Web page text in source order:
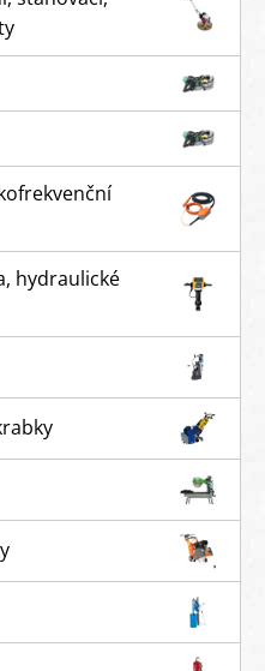
hydraulické